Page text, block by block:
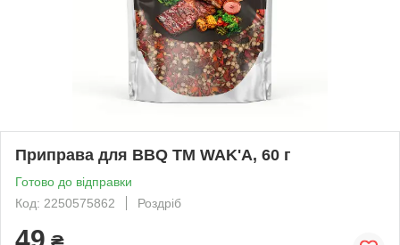
Приправа для BBQ ТМ WAK'A, 60 г
Готово до відправки
Код: 2250575862
Роздріб
49